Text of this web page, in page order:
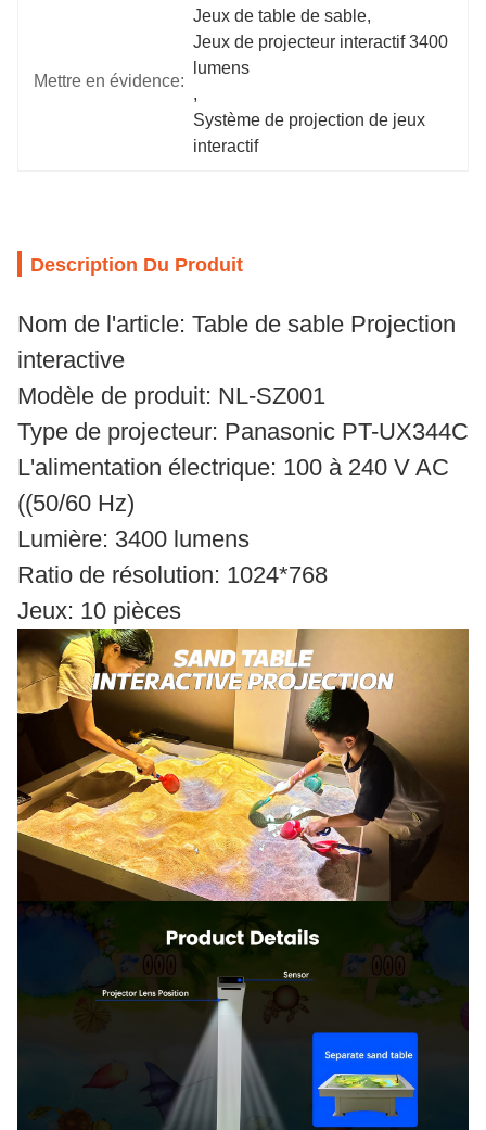
Mettre en évidence:
Jeux de table de sable,
Jeux de projecteur interactif 3400
lumens
,
Système de projection de jeux
interactif
Description Du Produit
Nom de l'article: Table de sable Projection
interactive
Modèle de produit: NL-SZ001
Type de projecteur: Panasonic PT-UX344C
L'alimentation électrique: 100 à 240 V AC
((50/60 Hz)
Lumière: 3400 lumens
Ratio de résolution: 1024*768
Jeux: 10 pièces